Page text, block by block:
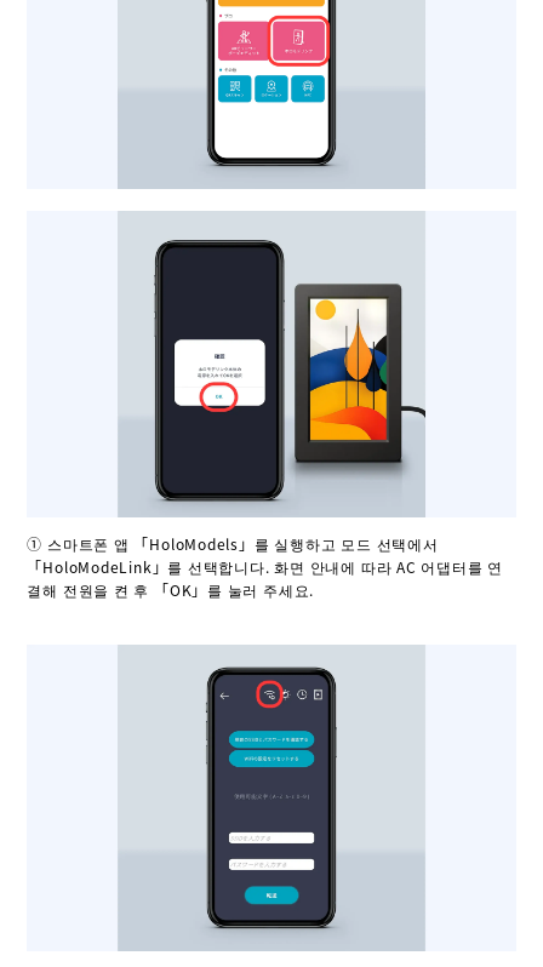
① 스마트폰 앱 「HoloModels」를 실행하고 모드 선택에서
「HoloModeLink」를 선택합니다. 화면 안내에 따라 AC 어댑터를 연
결해 전원을 켠 후 「OK」를 눌러 주세요.